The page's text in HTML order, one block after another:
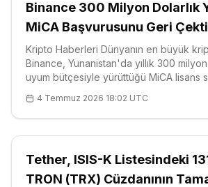
Binance 300 Milyon Dolarlık
MiCA Başvurusunu Geri
Piyasası Tedirginliğini
Kripto Haberleri Dünyanın en büyük
Binance, Yunanistan'da yıllık 300
uyum bütçesiyle yürüttüğü MiCA lisans
birini gündeme taşıdı. Avrupa Birliği, <a
href="https://coinotag.com/s
4 Temmuz 2026 18:02 UTC
Tether, ISIS-K Listesindeki 131
TRON (TRX) Cüzdanının